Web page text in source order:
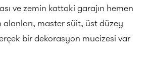
ve zemin kattaki garajın hemen
master süit, üst düzey
bir dekorasyon mucizesi var